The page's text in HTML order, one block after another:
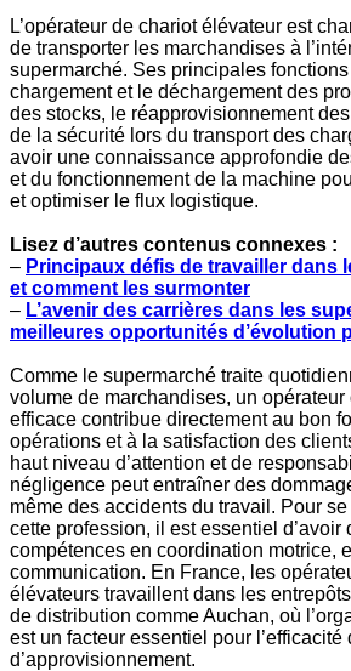
L’opérateur de chariot élévateur est
de transporter les marchandises à
supermarché. Ses principales
chargement et le déchargement des
des stocks, le réapprovisionnement
de la sécurité lors du transport des
avoir une connaissance approfondie
et du fonctionnement de la machine
et optimiser le flux logistique.
Lisez d’autres contenus connexes :
– Principaux défis de travailler dans
et comment les surmonter
– L’avenir des carrières dans les
meilleures opportunités d’évolution
Comme le supermarché traite
volume de marchandises, un
efficace contribue directement au bon
opérations et à la satisfaction des
haut niveau d’attention et de
négligence peut entraîner des
même des accidents du travail. Pour
cette profession, il est essentiel d’avoir
compétences en coordination motrice,
communication. En France, les
élévateurs travaillent dans les
de distribution comme Auchan, où
est un facteur essentiel pour l’efficacité
d’approvisionnement.